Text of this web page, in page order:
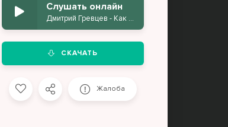
Слушать онлайн
Дмитрий Гревцев - Как тёплый дождь карие глаза
СКАЧАТЬ
Жалоба